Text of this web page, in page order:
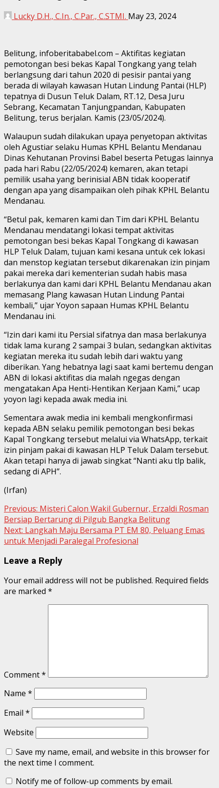
Lucky D.H., C.In., C.Par., C.STMI. May 23, 2024
Belitung, infoberitababel.com – Aktifitas kegiatan
pemotongan besi bekas Kapal Tongkang yang telah
berlangsung dari tahun 2020 di pesisir pantai yang
berada di wilayah kawasan Hutan Lindung Pantai (HLP)
tepatnya di Dusun Teluk Dalam, RT.12, Desa Juru
Sebrang, Kecamatan Tanjungpandan, Kabupaten
Belitung, terus berjalan. Kamis (23/05/2024).
Walaupun sudah dilakukan upaya penyetopan aktivitas
oleh Agustiar selaku Humas KPHL Belantu Mendanau
Dinas Kehutanan Provinsi Babel beserta Petugas lainnya
pada hari Rabu (22/05/2024) kemaren, akan tetapi
pemilik usaha yang berinisial ABN tidak kooperatif
dengan apa yang disampaikan oleh pihak KPHL Belantu
Mendanau.
“Betul pak, kemaren kami dan Tim dari KPHL Belantu
Mendanau mendatangi lokasi tempat aktivitas
pemotongan besi bekas Kapal Tongkang di kawasan
HLP Teluk Dalam, tujuan kami kesana untuk cek lokasi
dan menstop kegiatan tersebut dikarenakan izin pinjam
pakai mereka dari kementerian sudah habis masa
berlakunya dan kami dari KPHL Belantu Mendanau akan
memasang Plang kawasan Hutan Lindung Pantai
kembali,” ujar Yoyon sapaan Humas KPHL Belantu
Mendanau ini.
“Izin dari kami itu Persial sifatnya dan masa berlakunya
tidak lama kurang 2 sampai 3 bulan, sedangkan aktivitas
kegiatan mereka itu sudah lebih dari waktu yang
diberikan. Yang hebatnya lagi saat kami bertemu dengan
ABN di lokasi aktifitas dia malah ngegas dengan
mengatakan Apa Henti-Hentikan Kerjaan Kami,” ucap
yoyon lagi kepada awak media ini.
Sementara awak media ini kembali mengkonfirmasi
kepada ABN selaku pemilik pemotongan besi bekas
Kapal Tongkang tersebut melalui via WhatsApp, terkait
izin pinjam pakai di kawasan HLP Teluk Dalam tersebut.
Akan tetapi hanya di jawab singkat “Nanti aku tlp balik,
sedang di APH”.
(Irfan)
Continue
Reading
Previous: Misteri Calon Wakil Gubernur, Erzaldi Rosman
Bersiap Bertarung di Pilgub Bangka Belitung
Next: Langkah Maju Bersama PT EM 80, Peluang Emas
untuk Menjadi Paralegal Profesional
Leave a Reply
Your email address will not be published. Required fields
are marked *
Comment*
Name *
Email *
Website
Save my name, email, and website in this browser for
the next time I comment.
Notify me of follow-up comments by email.